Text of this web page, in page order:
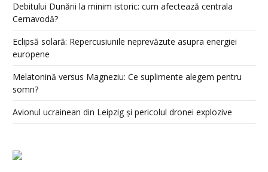
Debitului Dunării la minim istoric: cum afectează centrala
Cernavodă?
Eclipsă solară: Repercusiunile neprevăzute asupra energiei
europene
Melatonină versus Magneziu: Ce suplimente alegem pentru
somn?
Avionul ucrainean din Leipzig și pericolul dronei explozive